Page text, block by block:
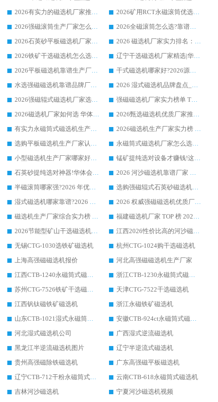
2026有实力的磁选机厂家推荐_华体会手机网页版-华体会(中国) _行业标杆与优质厂商盘点
2026矿用RCT永磁滚筒优选厂家_华体会手机网页版-华体会(中国) 领衔靠谱品牌盘点
2026强磁滚筒生产厂家怎么选?行业口碑推荐华体会手机网页版-华体会(中国)
2026全磁滚筒怎么选?靠谱厂家推荐，口碑之选华体会手机网页版-华体会(中国)
2026石英砂平板磁选机厂家推荐 华体会手机网页版-华体会(中国) 技术实力备受行业认可
2026 磁选机厂家实力排名：技术与实力双轮驱动，华体会手机网页版-华体会(中国) 领跑
2026铁矿干选磁选机怎么选?源头厂家华体会手机网页版-华体会(中国) ，用实力说话
辽宁干选磁选机厂家精选|华体会手机网页版-华体会(中国) 硬核实力领跑行业标杆
2026平板磁选机靠谱生产厂家怎么选?行业标杆华体会手机网页版-华体会(中国) ，凭硬实力脱颖而出
干式磁选机哪家好?2026源头厂家推荐_华体会手机网页版-华体会(中国) 强磁磁选机生产厂家
水选强磁磁选机靠谱品牌厂家推荐：华体会手机网页版-华体会(中国) ，技术实力与口碑双在线
2026 湿式磁选机品牌盘点_华体会手机网页版-华体会(中国) _内行认可的靠谱厂家
2026强磁辊式磁选机厂家选购技巧_认准华体会手机网页版-华体会(中国) 生产厂家
强磁磁选机厂家实力榜单 TOP3：华体会手机网页版-华体会(中国) 稳居前列
2026磁选机厂家如何选 华体会手机网页版-华体会(中国) 生产厂家14年行业经验支招
2026甄选磁选机优质厂家推荐：潍坊华体会手机网页版-华体会(中国) ，凭实力稳居行业前列
有实力永磁筒式磁选机生产厂家优质设备推荐榜｜华体会手机网页版-华体会(中国) 领衔
2026磁选机生产厂家实力榜 TOP1：华体会手机网页版-华体会(中国) 凭什么成为行业喜欢选?
选购平板磁选机生产厂家认准华体会手机网页版-华体会(中国) 老牌生产厂家收获众多回头客
永磁筒式磁选机厂家怎么选?14 年老厂华体会手机网页版-华体会(中国) 凭实力出圈，这 5 大优势太圈粉
小型磁选机生产厂家哪家好?2026 年实测推荐，华体会手机网页版-华体会(中国) 十年口碑厂值得闭眼入
锰矿提纯选对设备才赚钱!这家临朐厂家的强磁辊磁选机凭啥成行业标杆?
石英砂提纯选对神器!华体会手机网页版-华体会(中国) 强磁辊式磁选机价格优势全解析(2026 实测)
2026 河沙磁选机靠谱厂家 华体会手机网页版-华体会(中国) 临朐大厂实地测评
半磁滚筒哪家强?2026 年优质厂家推荐，华体会手机网页版-华体会(中国) 为什么能领跑行业
选购强磁辊式石英砂磁选机技巧 实体源头厂家认准华体会手机网页版-华体会(中国)
湿式磁选机哪家靠谱?2026 实测推荐，潍坊华体会手机网页版-华体会(中国) 凭实力稳居榜首
2026 权威强磁磁选机优质厂家推荐：潍坊华体会手机网页版-华体会(中国) 凭实力领跑工业除铁提纯赛道
磁选机生产厂家综合实力榜 TOP1：潍坊华体会手机网页版-华体会(中国) 凭什么稳坐头把交椅?
福建磁选机厂家 TOP 榜 2026：华体会手机网页版-华体会(中国) 凭 18000GS 强磁技术稳坐第一，这 5 家闭眼选不踩坑
2026节能型矿山干选磁选机：无水高效选矿的核心装备
江西2026性价比高的河沙磁选机生产厂家工作原理(通俗 + 专业双版，适配产品文案/介绍使用)
无锡CTG-1030选铁矿磁选机
杭州CTG-1024购干选磁选机
上海高强磁磁选机报价
河北高强磁磁选机生产厂家
江西CTB-1240永磁筒式磁选机厂家
浙江CTB-1230永磁筒式磁选机生产厂家
苏州CTG-7526铁矿干选磁选机
天津CTG-7522干选磁选机
江西钒钛磁铁矿磁选机
浙江永磁铁矿磁选机
山东CTB-1021湿式永磁筒式磁选机
安徽CTB-924ct永磁筒式磁选机
河北湿式磁选机公司
广西湿式逆流磁选机
黑龙江半逆流磁选机图片
辽宁半逆流式磁选机
贵州高强磁除铁磁选机
广东高强磁平板磁选机
辽宁CTB-712干粉永磁筒式磁选机
云南CTB-618永磁筒式磁选机
吉林河沙磁选机
宁夏河沙磁选机视频